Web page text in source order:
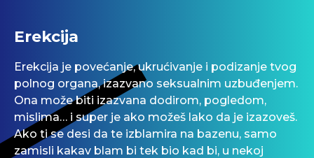
Erekcija
Erekcija je povećanje, ukrućivanje i podizanje tvog
polnog organa, izazvano seksualnim uzbuđenjem.
Ona može biti izazvana dodirom, pogledom,
mislima… i super je ako možeš lako da je izazoveš.
Ako ti se desi da te izblamira na bazenu, samo
zamisli kakav blam bi tek bio kad bi, u nekoj